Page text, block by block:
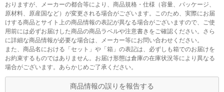
おりますが、メーカーの都合等により、商品規格・仕様（容量、パッケージ、
原材料、原産国など）が変更される場合がございます。このため、実際にお届
けする商品とサイト上の商品情報の表記が異なる場合がございますので、ご使
用前には必ずお届けした商品の商品ラベルや注意書きをご確認ください。さら
に詳細な商品情報が必要な場合は、メーカー等にお問い合わせください。
また、商品名における「セット」や「箱」の表記は、必ずしも箱でのお届けを
お約束するものではありません。お届け形態は倉庫の在庫状況等により異なる
場合がございます。あらかじめご了承ください。
商品情報の誤りを報告する